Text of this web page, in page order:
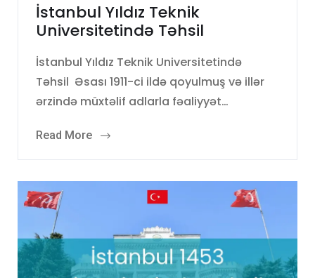
İstanbul Yıldız Teknik
Universitetində Təhsil
İstanbul Yıldız Teknik Universitetində
Təhsil Əsası 1911-ci ildə qoyulmuş və illər
ərzində müxtəlif adlarla fəaliyyət…
Read More